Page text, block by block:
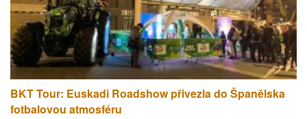
BKT Tour: Euskadi Roadshow přivezla do Španělska
fotbalovou atmosféru